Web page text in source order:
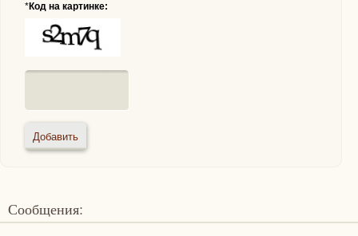
*Код на картинке:
Сообщения: